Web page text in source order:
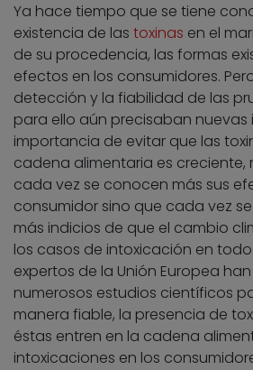
Ya hace tiempo que se tiene
existencia de las toxinas en el
de su procedencia, las formas
efectos en los consumidores.
detección y la fiabilidad de las
para ello aún precisaban nuevas
importancia de evitar que las
cadena alimentaria es creciente,
cada vez se conocen más sus
consumidor sino que cada vez
más indicios de que el cambio
los casos de intoxicación en todo
expertos de la Unión Europea
numerosos estudios científicos
manera fiable, la presencia de
éstas entren en la cadena
intoxicaciones en los